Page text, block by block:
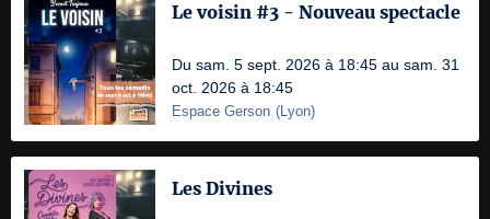
Le voisin #3 - Nouveau spectacle
Du sam. 5 sept. 2026 à 18:45 au sam. 31
oct. 2026 à 18:45
Espace Gerson (Lyon)
Les Divines